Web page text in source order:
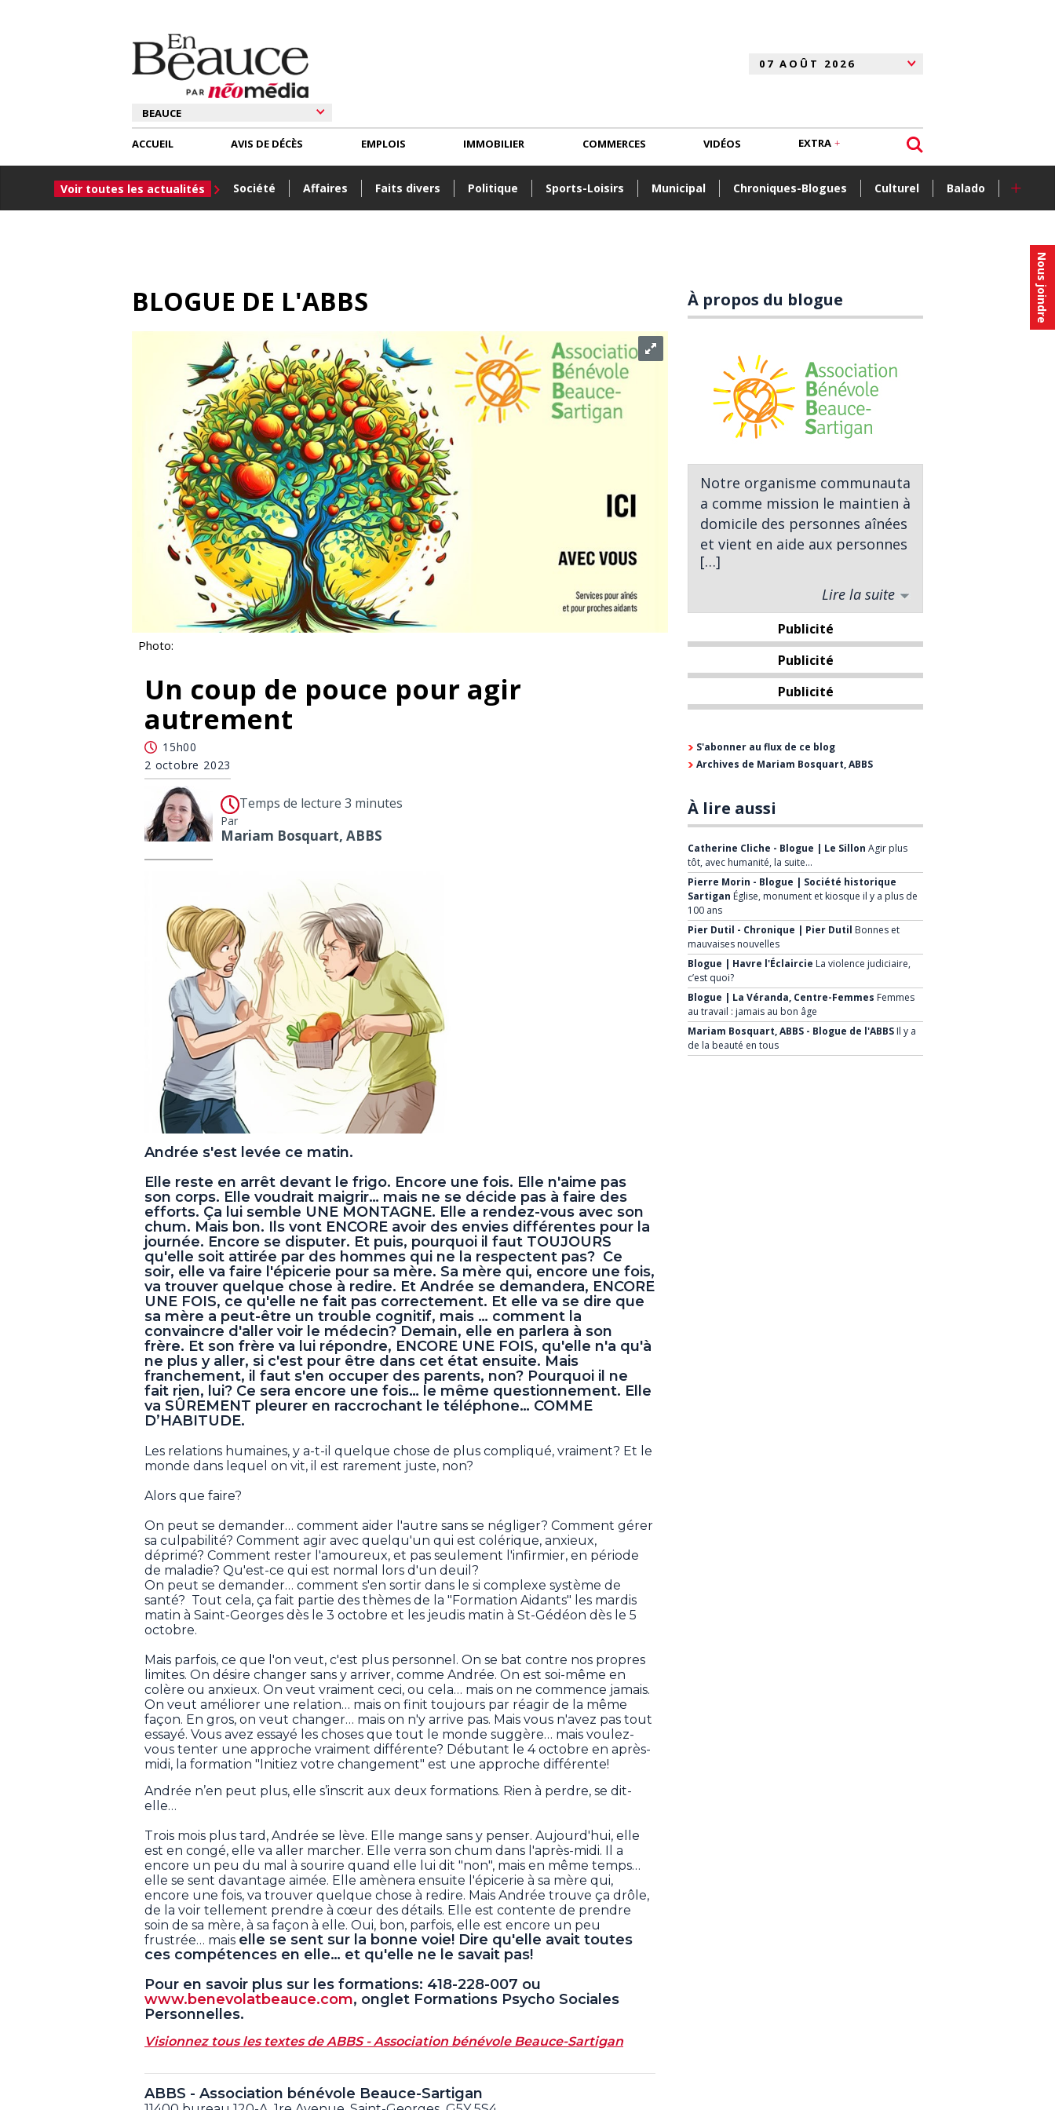
Nous joindre
ACCUEIL
Voir toutes les actualités Société Affaires Faits divers Politique Sports-Loisirs Municipal Chroniques-Blogues Culturel Balado +
AVIS DE DÉCÈS EMPLOIS IMMOBILIER COMMERCES VIDÉOS EXTRA
BLOGUE DE L'ABBS
Photo:
Un coup de pouce pour agir
autrement
15h00
2 octobre 2023
Temps de lecture 3 minutes
Par
Mariam Bosquart, ABBS
Andrée s'est levée ce matin.
Elle reste en arrêt devant le frigo. Encore une fois. Elle n'aime pas
son corps. Elle voudrait maigrir… mais ne se décide pas à faire des
efforts. Ça lui semble UNE MONTAGNE. Elle a rendez-vous avec son
chum. Mais bon. Ils vont ENCORE avoir des envies différentes pour la
journée. Encore se disputer. Et puis, pourquoi il faut TOUJOURS
qu'elle soit attirée par des hommes qui ne la respectent pas? Ce
soir, elle va faire l'épicerie pour sa mère. Sa mère qui, encore une fois,
va trouver quelque chose à redire. Et Andrée se demandera, ENCORE
UNE FOIS, ce qu'elle ne fait pas correctement. Et elle va se dire que
sa mère a peut-être un trouble cognitif, mais … comment la
convaincre d'aller voir le médecin? Demain, elle en parlera à son
frère. Et son frère va lui répondre, ENCORE UNE FOIS, qu'elle n'a qu'à
ne plus y aller, si c'est pour être dans cet état ensuite. Mais
franchement, il faut s'en occuper des parents, non? Pourquoi il ne
fait rien, lui? Ce sera encore une fois… le même questionnement. Elle
va SÛREMENT pleurer en raccrochant le téléphone… COMME
D’HABITUDE.
Les relations humaines, y a-t-il quelque chose de plus compliqué, vraiment? Et le
monde dans lequel on vit, il est rarement juste, non?
Alors que faire?
On peut se demander… comment aider l'autre sans se négliger? Comment gérer
sa culpabilité? Comment agir avec quelqu'un qui est colérique, anxieux,
déprimé? Comment rester l'amoureux, et pas seulement l'infirmier, en période
de maladie? Qu'est-ce qui est normal lors d'un deuil?
On peut se demander… comment s'en sortir dans le si complexe système de
santé? Tout cela, ça fait partie des thèmes de la "Formation Aidants" les mardis
matin à Saint-Georges dès le 3 octobre et les jeudis matin à St-Gédéon dès le 5
octobre.
Mais parfois, ce que l'on veut, c'est plus personnel. On se bat contre nos propres
limites. On désire changer sans y arriver, comme Andrée. On est soi-même en
colère ou anxieux. On veut vraiment ceci, ou cela… mais on ne commence jamais.
On veut améliorer une relation… mais on finit toujours par réagir de la même
façon. En gros, on veut changer… mais on n'y arrive pas. Mais vous n'avez pas tout
essayé. Vous avez essayé les choses que tout le monde suggère… mais voulez-
vous tenter une approche vraiment différente? Débutant le 4 octobre en après-
midi, la formation "Initiez votre changement" est une approche différente!
Andrée n’en peut plus, elle s’inscrit aux deux formations. Rien à perdre, se dit-
elle…
Trois mois plus tard, Andrée se lève. Elle mange sans y penser. Aujourd'hui, elle
est en congé, elle va aller marcher. Elle verra son chum dans l'après-midi. Il a
encore un peu du mal à sourire quand elle lui dit "non", mais en même temps…
elle se sent davantage aimée. Elle amènera ensuite l'épicerie à sa mère qui,
encore une fois, va trouver quelque chose à redire. Mais Andrée trouve ça drôle,
de la voir tellement prendre à cœur des détails. Elle est contente de prendre
soin de sa mère, à sa façon à elle. Oui, bon, parfois, elle est encore un peu
frustrée… mais elle se sent sur la bonne voie! Dire qu'elle avait toutes
ces compétences en elle… et qu'elle ne le savait pas!
Pour en savoir plus sur les formations: 418-228-007 ou
www.benevolatbeauce.com, onglet Formations Psycho Sociales
Personnelles.
Visionnez tous les textes de ABBS - Association bénévole Beauce-Sartigan
ABBS - Association bénévole Beauce-Sartigan
À propos du blogue
Notre organisme communautaire
a comme mission le maintien à
domicile des personnes aînées
et vient en aide aux personnes
démunies et ce, depuis 1979.
Nos différents services sont
offerts par l’entremise de 350
bénévoles répartis sur tout le
territoire de Beauce-Sartigan.
Nos valeurs sont la
bienveillance, la solidarité, le
l’autonomie,l'”empowerment
En résumé, ON VOUS AIME!
[…]
Lire la suite
Publicité
Publicité
Publicité
S'abonner au flux de ce blog
Archives de Mariam Bosquart, ABBS
À lire aussi
Catherine Cliche - Blogue | Le Sillon Agir plus
tôt, avec humanité, la suite…
Pierre Morin - Blogue | Société historique
Sartigan Église, monument et kiosque il y a plus de
100 ans
Pier Dutil - Chronique | Pier Dutil Bonnes et
mauvaises nouvelles
Blogue | Havre l'Éclaircie La violence judiciaire,
c’est quoi?
Blogue | La Véranda, Centre-Femmes Femmes
au travail : jamais au bon âge
Mariam Bosquart, ABBS - Blogue de l'ABBS Il y a
de la beauté en tous